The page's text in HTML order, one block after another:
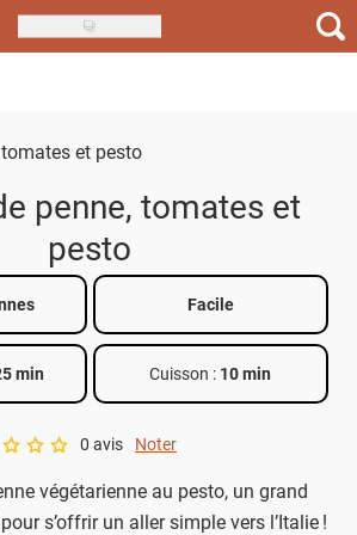
Recettes
penne, tomates et
pesto
Facile
min Cuisson : 10 min
rating of 0 out of 5.
0 avis Noter
végétarienne au pesto, un grand
s’offrir un aller simple vers l’Italie !